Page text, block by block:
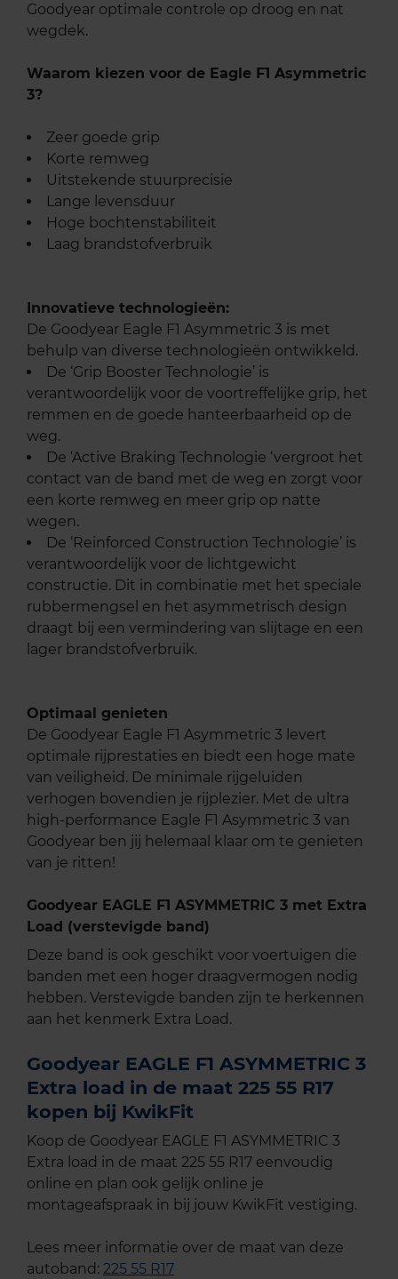
Goodyear optimale controle op droog en nat
wegdek.
Waarom kiezen voor de Eagle F1 Asymmetric
3?
Zeer goede grip
Korte remweg
Uitstekende stuurprecisie
Lange levensduur
Hoge bochtenstabiliteit
Laag brandstofverbruik
Innovatieve technologieën:
De Goodyear Eagle F1 Asymmetric 3 is met
behulp van diverse technologieën ontwikkeld.
De ‘Grip Booster Technologie’ is
verantwoordelijk voor de voortreffelijke grip, het
remmen en de goede hanteerbaarheid op de
weg.
De ‘Active Braking Technologie ‘vergroot het
contact van de band met de weg en zorgt voor
een korte remweg en meer grip op natte
wegen.
De ‘Reinforced Construction Technologie’ is
verantwoordelijk voor de lichtgewicht
constructie. Dit in combinatie met het speciale
rubbermengsel en het asymmetrisch design
draagt bij een vermindering van slijtage en een
lager brandstofverbruik.
Optimaal genieten
De Goodyear Eagle F1 Asymmetric 3 levert
optimale rijprestaties en biedt een hoge mate
van veiligheid. De minimale rijgeluiden
verhogen bovendien je rijplezier. Met de ultra
high-performance Eagle F1 Asymmetric 3 van
Goodyear ben jij helemaal klaar om te genieten
van je ritten!
Goodyear EAGLE F1 ASYMMETRIC 3 met Extra
Load (verstevigde band)
Deze band is ook geschikt voor voertuigen die
banden met een hoger draagvermogen nodig
hebben. Verstevigde banden zijn te herkennen
aan het kenmerk Extra Load.
Goodyear EAGLE F1 ASYMMETRIC 3
Extra load in de maat 225 55 R17
kopen bij KwikFit
Koop de Goodyear EAGLE F1 ASYMMETRIC 3
Extra load in de maat 225 55 R17 eenvoudig
online en plan ook gelijk online je
montageafspraak in bij jouw KwikFit vestiging.
Lees meer informatie over de maat van deze
autoband: 225 55 R17